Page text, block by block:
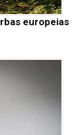
europeias